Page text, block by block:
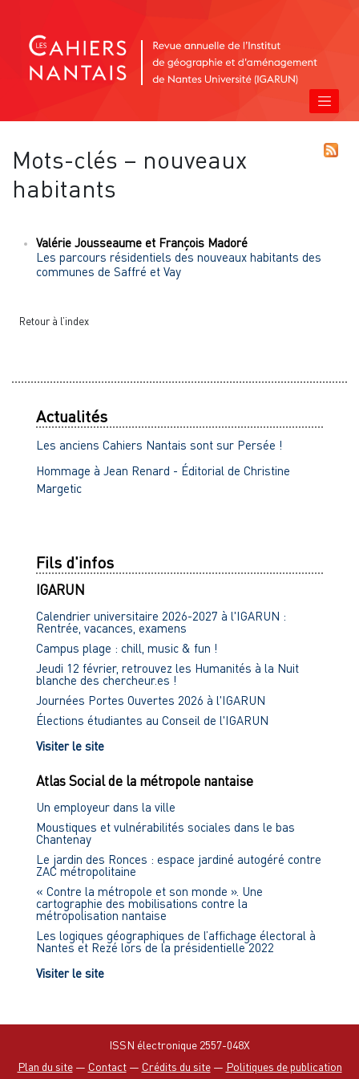
Mots-clés – nouveaux
habitants
Valérie Jousseaume et François Madoré
Les parcours résidentiels des nouveaux habitants des
communes de Saffré et Vay
Retour à l’index
Actualités
Les anciens Cahiers Nantais sont sur Persée !
Hommage à Jean Renard - Éditorial de Christine
Margetic
Fils d'infos
IGARUN
Calendrier universitaire 2026-2027 à l'IGARUN :
Rentrée, vacances, examens
Campus plage : chill, music & fun !
Jeudi 12 février, retrouvez les Humanités à la Nuit
blanche des chercheur.es !
Journées Portes Ouvertes 2026 à l'IGARUN
Élections étudiantes au Conseil de l'IGARUN
Visiter le site
Atlas Social de la métropole nantaise
Un employeur dans la ville
Moustiques et vulnérabilités sociales dans le bas
Chantenay
Le jardin des Ronces : espace jardiné autogéré contre
ZAC métropolitaine
« Contre la métropole et son monde ». Une
cartographie des mobilisations contre la
métropolisation nantaise
Les logiques géographiques de l’affichage électoral à
Nantes et Rezé lors de la présidentielle 2022
Visiter le site
ISSN électronique 2557-048X
Plan du site— Contact— Crédits du site— Politiques de publication